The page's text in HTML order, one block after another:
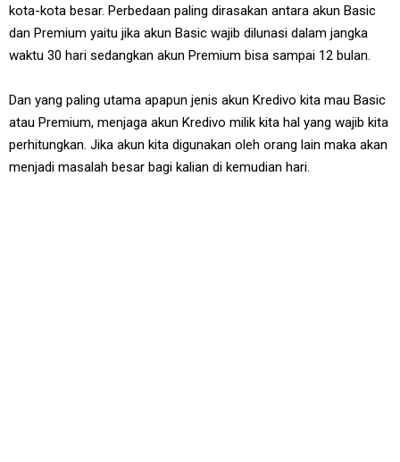
kota-kota besar. Perbedaan paling dirasakan antara akun Basic
dan Premium yaitu jika akun Basic wajib dilunasi dalam jangka
waktu 30 hari sedangkan akun Premium bisa sampai 12 bulan.
Dan yang paling utama apapun jenis akun Kredivo kita mau Basic
atau Premium, menjaga akun Kredivo milik kita hal yang wajib kita
perhitungkan. Jika akun kita digunakan oleh orang lain maka akan
menjadi masalah besar bagi kalian di kemudian hari.